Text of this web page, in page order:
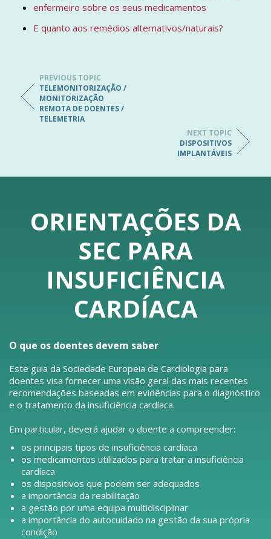
enfermeiro sobre os seus medicamentos
E quanto aos remédios alternativos/naturais?
PREVIOUS TOPIC
TELEMONITORIZAÇÃO /
MONITORIZAÇÃO
REMOTA DE DOENTES /
TELEMETRIA
NEXT TOPIC
DISPOSITIVOS
IMPLANTÁVEIS
ORIENTAÇÕES DA
SEC PARA
INSUFICIÊNCIA
CARDÍACA
O que os doentes devem saber
Este guia da Sociedade Europeia de Cardiologia para
doentes visa fornecer uma visão geral das mais recentes
recomendações baseadas em evidências para o diagnóstico
e o tratamento da insuficiência cardíaca.
Em particular, deverá ajudar o doente a compreender:
os principais tipos de insuficiência cardíaca
os medicamentos utilizados para tratar a insuficiência
cardíaca
os dispositivos que podem ser adequados
a importância da reabilitação
a gestão por uma equipa multidisciplinar
a importância do autocuidado na gestão da sua própria
condição